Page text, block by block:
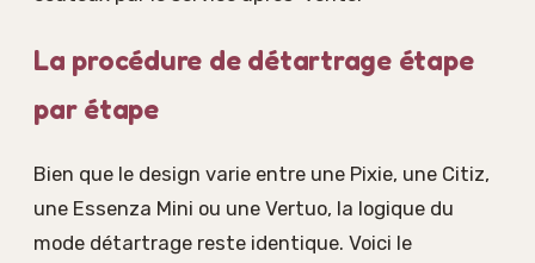
La procédure de détartrage étape
par étape
Bien que le design varie entre une Pixie, une Citiz,
une Essenza Mini ou une Vertuo, la logique du
mode détartrage reste identique. Voici le